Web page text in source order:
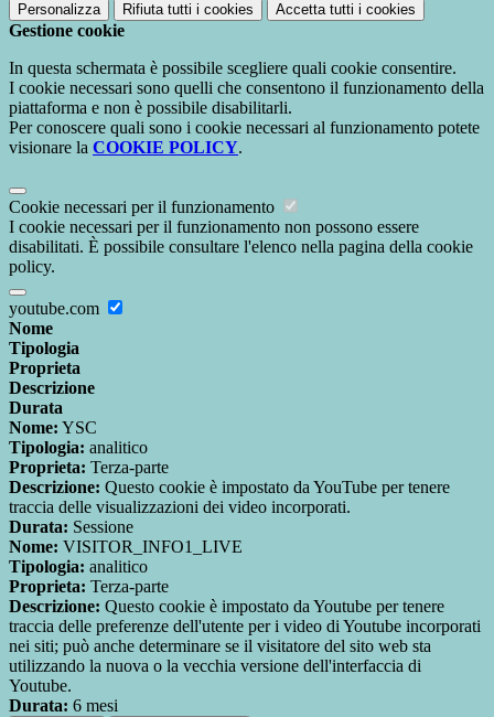
Personalizza Rifiuta tutti i cookies Accetta tutti i cookies
Gestione cookie
In questa schermata è possibile scegliere quali cookie consentire.
I cookie necessari sono quelli che consentono il funzionamento della
piattaforma e non è possibile disabilitarli.
Per conoscere quali sono i cookie necessari al funzionamento potete
visionare la COOKIE POLICY.
Cookie necessari per il funzionamento
I cookie necessari per il funzionamento non possono essere
disabilitati. È possibile consultare l'elenco nella pagina della cookie
policy.
youtube.com
Nome
Tipologia
Proprieta
Descrizione
Durata
Nome: YSC
Tipologia: analitico
Proprieta: Terza-parte
Descrizione: Questo cookie è impostato da YouTube per tenere
traccia delle visualizzazioni dei video incorporati.
Durata: Sessione
Nome: VISITOR_INFO1_LIVE
Tipologia: analitico
Proprieta: Terza-parte
Descrizione: Questo cookie è impostato da Youtube per tenere
traccia delle preferenze dell'utente per i video di Youtube incorporati
nei siti; può anche determinare se il visitatore del sito web sta
utilizzando la nuova o la vecchia versione dell'interfaccia di
Youtube.
Durata: 6 mesi